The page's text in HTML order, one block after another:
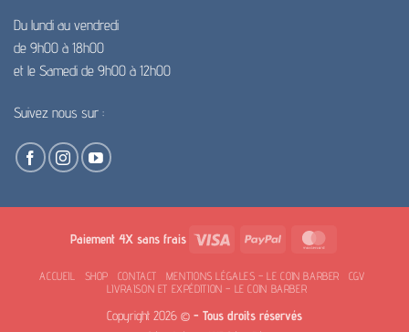
Du lundi au vendredi
de 9h00 à 18h00
et le Samedi de 9h00 à 12h00
Suivez nous sur :
Paiement 4X sans frais Visa PayPal
ACCUEIL SHOP CONTACT MENTIONS LÉGALES – LE COIN BARBER
CGV
LIVRAISON ET EXPÉDITION – LE COIN BARBER
Copyright 2026 © - Tous droits réservés